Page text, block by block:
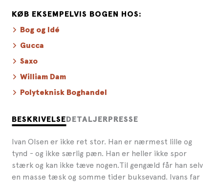
BESKRIVELSE DETALJER PRESSE
Ivan Olsen er ikke ret stor. Han er nærmest lille og
tynd - og ikke særlig pæn. Han er heller ikke spor
stærk og kan ikke tæve nogen.Til gengæld får han selv
en masse tæsk og somme tider buksevand. Ivans far
KØB EKSEMPELVIS BOGEN HOS:
Bog og Idé
Gucca
Saxo
William Dam
Polyteknisk Boghandel